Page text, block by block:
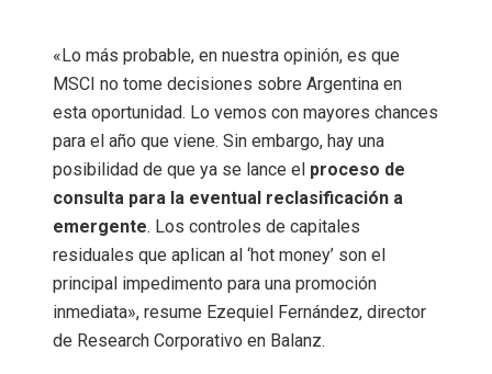
«Lo más probable, en nuestra opinión, es que
MSCI no tome decisiones sobre Argentina en
esta oportunidad. Lo vemos con mayores chances
para el año que viene. Sin embargo, hay una
posibilidad de que ya se lance el proceso de
consulta para la eventual reclasificación a
emergente. Los controles de capitales
residuales que aplican al ‘hot money’ son el
principal impedimento para una promoción
inmediata», resume Ezequiel Fernández, director
de Research Corporativo en Balanz.